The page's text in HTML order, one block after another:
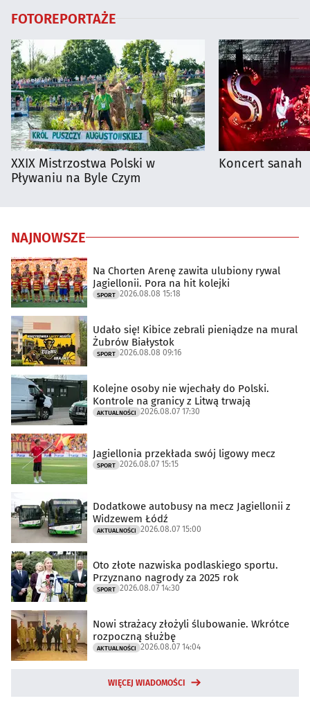
FOTOREPORTAŻE
XXIX Mistrzostwa Polski w
Pływaniu na Byle Czym
Koncert sanah
NAJNOWSZE
Na Chorten Arenę zawita ulubiony rywal
Jagiellonii. Pora na hit kolejki
SPORT 2026.08.08 15:18
Udało się! Kibice zebrali pieniądze na mural
Żubrów Białystok
SPORT 2026.08.08 09:16
Kolejne osoby nie wjechały do Polski.
Kontrole na granicy z Litwą trwają
AKTUALNOŚCI 2026.08.07 17:30
Jagiellonia przekłada swój ligowy mecz
SPORT 2026.08.07 15:15
Dodatkowe autobusy na mecz Jagiellonii z
Widzewem Łódź
AKTUALNOŚCI 2026.08.07 15:00
Oto złote nazwiska podlaskiego sportu.
Przyznano nagrody za 2025 rok
SPORT 2026.08.07 14:30
Nowi strażacy złożyli ślubowanie. Wkrótce
rozpoczną służbę
AKTUALNOŚCI 2026.08.07 14:04
WIĘCEJ WIADOMOŚCI